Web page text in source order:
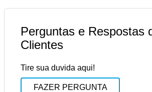
Perguntas e Respostas
Clientes
Tire sua duvida aqui!
FAZER PERGUNTA